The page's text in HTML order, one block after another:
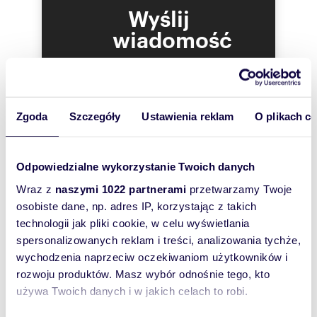
Zgoda Szczegóły Ustawienia reklam O plikach
Odpowiedzialne wykorzystanie Twoich danych
Wraz z naszymi 1022 partnerami przetwarzamy Twoje
osobiste dane, np. adres IP, korzystając z takich
technologii jak pliki cookie, w celu wyświetlania
spersonalizowanych reklam i treści, analizowania tychże,
wychodzenia naprzeciw oczekiwaniom użytkowników i
rozwoju produktów. Masz wybór odnośnie tego, kto
używa Twoich danych i w jakich celach to robi.
Wyślij
wiadomość
oferty
szybko się z
Tobą